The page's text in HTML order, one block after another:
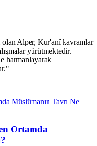
olan Alper, Kur'anî kavramlar
yürütmektedir.
harmanlayarak
Müslümanın Tavrı Ne
Ortamda